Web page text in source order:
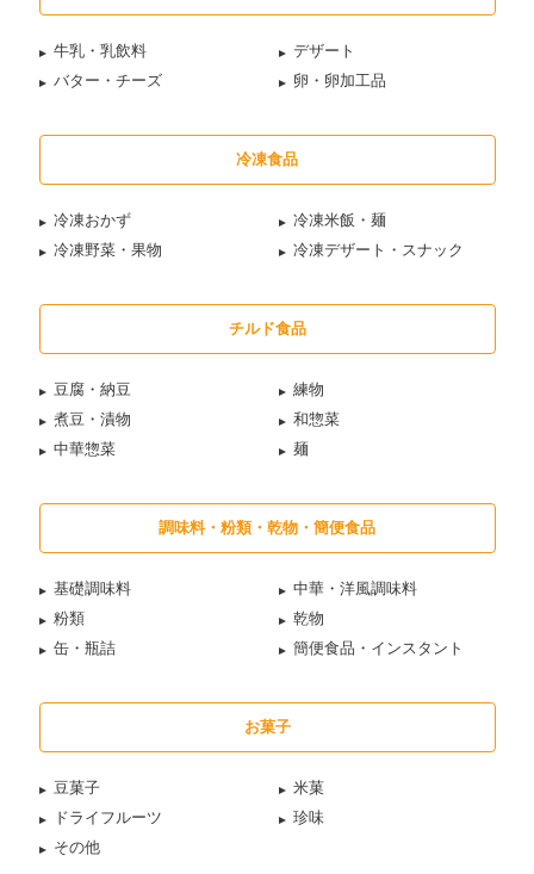
牛乳・乳飲料
デザート
バター・チーズ
卵・卵加工品
冷凍食品
冷凍おかず
冷凍米飯・麺
冷凍野菜・果物
冷凍デザート・スナック
チルド食品
豆腐・納豆
練物
煮豆・漬物
和惣菜
中華惣菜
麺
調味料・粉類・乾物・簡便食品
基礎調味料
中華・洋風調味料
粉類
乾物
缶・瓶詰
簡便食品・インスタント
お菓子
豆菓子
米菓
ドライフルーツ
珍味
その他